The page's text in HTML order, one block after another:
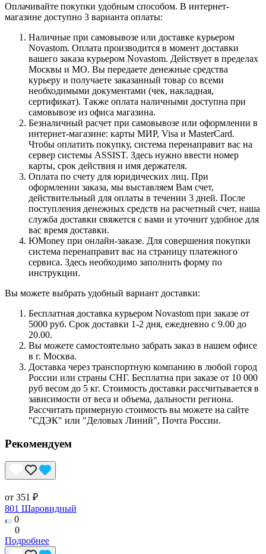
Оплачивайте покупки удобным способом. В интернет-
магазине доступно 3 варианта оплаты:
Наличные при самовывозе или доставке курьером
Novastom. Оплата производится в момент доставки
вашего заказа курьером Novastom. Действует в пределах
Москвы и МО. Вы передаете денежные средства
курьеру и получаете заказанный товар со всеми
необходимыми документами (чек, накладная,
сертификат). Также оплата наличными доступна при
самовывозе из офиса магазина.
Безналичный расчет при самовывозе или оформлении в
интернет-магазине: карты МИР, Visa и MasterCard.
Чтобы оплатить покупку, система перенаправит вас на
сервер системы ASSIST. Здесь нужно ввести номер
карты, срок действия и имя держателя.
Оплата по счету для юридических лиц. При
оформлении заказа, мы выставляем Вам счет,
действительный для оплаты в течении 3 дней. После
поступления денежных средств на расчетный счет, наша
служба доставки свяжется с вами и уточнит удобное для
вас время доставки.
ЮMoney при онлайн-заказе. Для совершения покупки
система перенаправит вас на страницу платежного
сервиса. Здесь необходимо заполнить форму по
инструкции.
Вы можете выбрать удобный вариант доставки:
Бесплатная доставка курьером Novastom при заказе от
5000 руб. Срок доставки 1-2 дня, ежедневно с 9.00 до
20.00.
Вы можете самостоятельно забрать заказ в нашем офисе
в г. Москва.
Доставка через транспортную компанию в любой город
России или страны СНГ. Бесплатна при заказе от 10 000
руб весом до 5 кг. Стоимость доставки рассчитывается в
зависимости от веса и объема, дальности региона.
Рассчитать примерную стоимость вы можете на сайте
"СДЭК" или "Деловых Линий", Почта России.
Рекомендуем
от 351 ₽
801 Шаровидный
0
0
Подробнее